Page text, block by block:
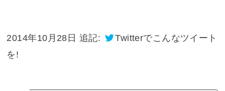
2014年10月28日 追記: Twitterでこんなツイート
を!